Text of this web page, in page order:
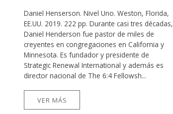
Daniel Henserson. Nivel Uno. Weston, Florida,
EE.UU. 2019. 222 pp. Durante casi tres décadas,
Daniel Henderson fue pastor de miles de
creyentes en congregaciones en California y
Minnesota. Es fundador y presidente de
Strategic Renewal International y además es
director nacional de The 6:4 Fellowsh...
VER MÁS